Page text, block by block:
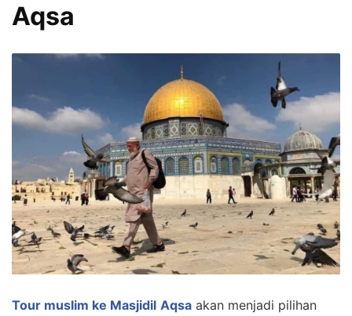
Aqsa
Tour muslim ke Masjidil Aqsa akan menjadi pilihan